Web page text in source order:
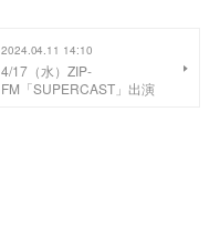
2024.04.11 14:10
4/17（水）ZIP-
FM「SUPERCAST」出演